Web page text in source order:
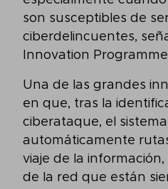
son susceptibles de
ciberdelincuentes,
Innovation
Una de las grandes
en que, tras la
ciberataque, el
automáticamente
viaje de la
de la red que están